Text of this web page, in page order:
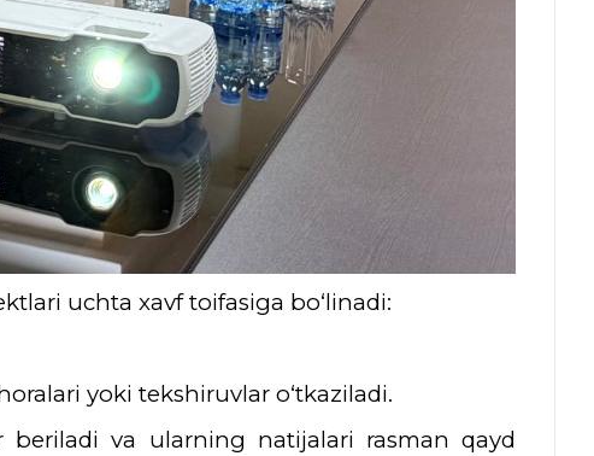
uchta xavf toifasiga bo‘linadi:
yoki tekshiruvlar o‘tkaziladi.
beriladi va ularning natijalari rasman qayd